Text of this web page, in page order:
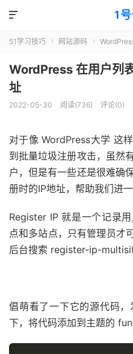
1

51学习技巧  网站源码 
WordPress 在用户列
址
2022-05-30 阅读(736) 评论(0)
对于像 WordPress大学 这
到批量垃圾注册攻击，虽然
户，但是有一些还是很难确
册时的IP地址，帮助我们进
Register IP 就是一个记录
点和多站点，只有管理员才
后台搜索 register-ip-
倡萌看了一下它的源代码
下，将代码添加到主题的